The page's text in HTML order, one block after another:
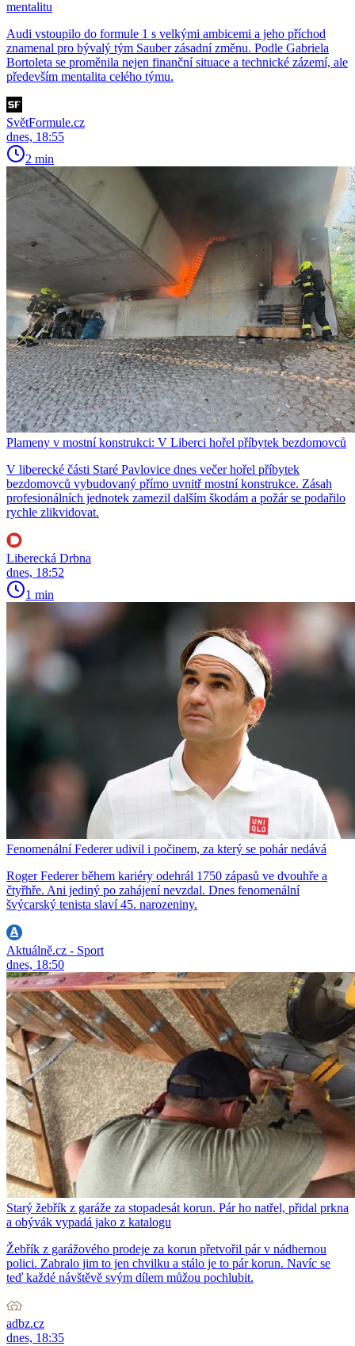
mentalitu
Audi vstoupilo do formule 1 s velkými ambicemi a jeho příchod
znamenal pro bývalý tým Sauber zásadní změnu. Podle Gabriela
Bortoleta se proměnila nejen finanční situace a technické zázemí, ale
především mentalita celého týmu.
SvětFormule.cz
dnes, 18:55
2 min
Plameny v mostní konstrukci: V Liberci hořel příbytek bezdomovců
V liberecké části Staré Pavlovice dnes večer hořel příbytek
bezdomovců vybudovaný přímo uvnitř mostní konstrukce. Zásah
profesionálních jednotek zamezil dalším škodám a požár se podařilo
rychle zlikvidovat.
Liberecká Drbna
dnes, 18:52
1 min
Fenomenální Federer udivil i počinem, za který se pohár nedává
Roger Federer během kariéry odehrál 1750 zápasů ve dvouhře a
čtyřhře. Ani jediný po zahájení nevzdal. Dnes fenomenální
švýcarský tenista slaví 45. narozeniny.
Aktuálně.cz - Sport
dnes, 18:50
Starý žebřík z garáže za stopadesát korun. Pár ho natřel, přidal prkna
a obývák vypadá jako z katalogu
Žebřík z garážového prodeje za korun přetvořil pár v nádhernou
polici. Zabralo jim to jen chvilku a stálo je to pár korun. Navíc se
teď každé návštěvě svým dílem můžou pochlubit.
adbz.cz
dnes, 18:35